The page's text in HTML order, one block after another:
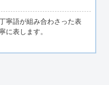
寧語が組み合わさった表
に表します。